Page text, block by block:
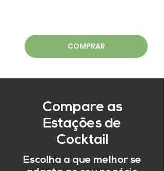
COMPRAR
Compare as
Estações de
Cocktail
Escolha a que melhor se